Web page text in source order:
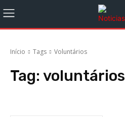
Início Tags Voluntários
Tag: voluntários